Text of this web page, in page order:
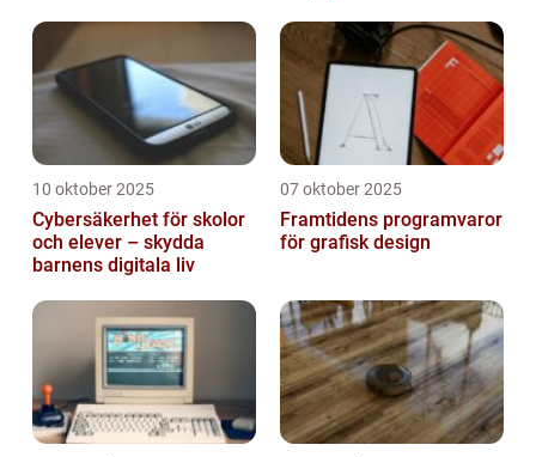
10 oktober 2025
Cybersäkerhet för skolor
och elever – skydda
barnens digitala liv
07 oktober 2025
Framtidens programvaror
för grafisk design